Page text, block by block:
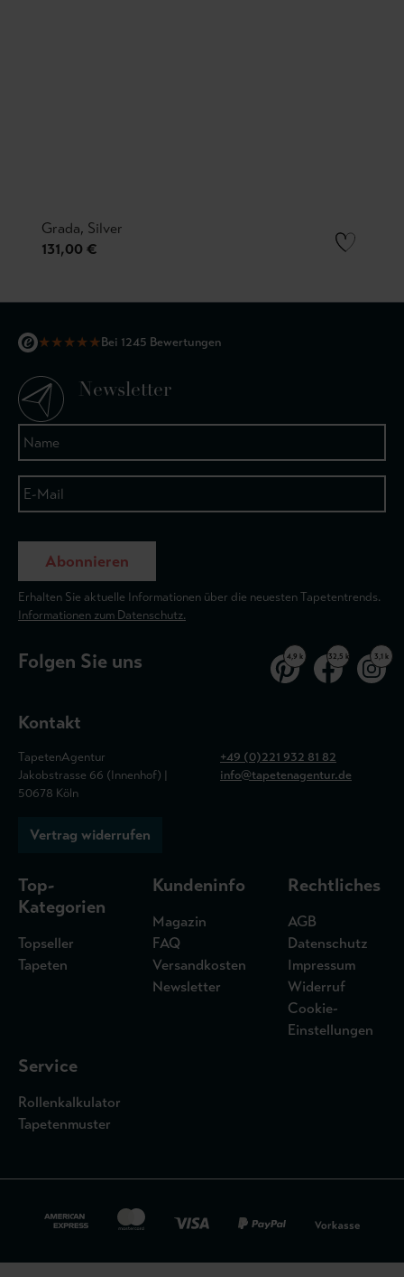
Grada, Silver
131,00 €
★★★★★Bei 1245 Bewertungen
Newsletter
Abonnieren
Erhalten Sie aktuelle Informationen über die neuesten Tapetentrends.
Informationen zum Datenschutz.
Folgen Sie uns 4,9 k 32,5 k 3,1 k
Kontakt
TapetenAgentur
Jakobstrasse 66 (Innenhof) |
50678 Köln
+49 (0)221 932 81 82
info@tapetenagentur.de
Vertrag widerrufen
Top-
Kategorien
Topseller
Tapeten
Kundeninfo
Magazin
FAQ
Versandkosten
Newsletter
Rechtliches
AGB
Datenschutz
Impressum
Widerruf
Cookie-
Einstellungen
Service
Rollenkalkulator
Tapetenmuster